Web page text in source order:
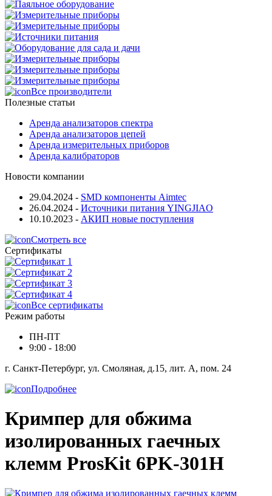
Все производители
Полезные статьи
Аренда анализаторов спектра
Аренда анализаторов цепей
Аренда измерительных приборов
Аренда калибраторов
Новости компании
29.04.2024 - SMD компоненты Aimtec
26.04.2024 - Источники питания YINGJIAO
10.10.2023 - АКИП новые поступления
Смотреть все
Сертификаты
Все сертификаты
Режим работы
ПН-ПТ
9:00 - 18:00
г. Санкт-Петербург, ул. Смоляная, д.15, лит. А, пом. 24
Подробнее
Кримпер для обжима
изолированных гаечных
клемм ProsKit 6PK-301H